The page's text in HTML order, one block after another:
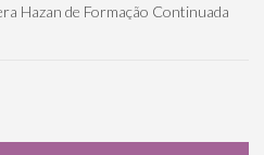
Hazan de Formação Continuada